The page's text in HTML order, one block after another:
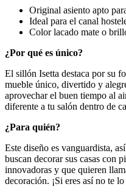
Original asiento apto
Ideal para el canal
Color lacado mate o
¿Por qué es único?
El sillón Isetta destaca por su
mueble único, divertido y
aprovechar el buen tiempo al
diferente a tu salón dentro de
¿Para quién?
Este diseño es vanguardista,
buscan decorar sus casas con
innovadoras y que quieren
decoración. ¡Si eres así no te